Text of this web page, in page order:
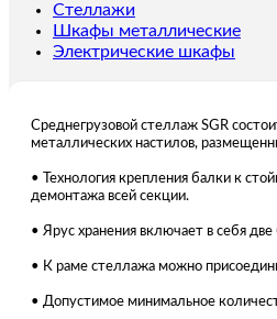
Стеллажи
Шкафы металлические
Электрические шкафы
Среднегрузовой стеллаж SGR
металлических настилов,
• Технология крепления балки к
демонтажа всей секции.
• Ярус хранения включает в себя
• К раме стеллажа можно
• Допустимое минимальное